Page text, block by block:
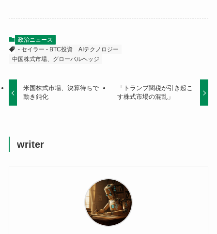
政治ニュース
- セイラー - BTC投資
AIテクノロジー
中国株式市場、グローバルヘッジ
米国株式市場、決算待ちで
動き鈍化
「トランプ関税が引き起こ
す株式市場の混乱」
writer